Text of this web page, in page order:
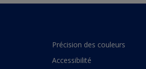
Précision des couleurs
Accessibilité